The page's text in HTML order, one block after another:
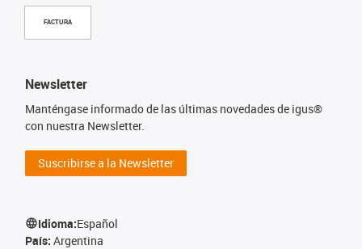
FACTURA
Newsletter
Manténgase informado de las últimas novedades de igus®
con nuestra Newsletter.
Suscribirse a la Newsletter
Idioma:Español
País: Argentina